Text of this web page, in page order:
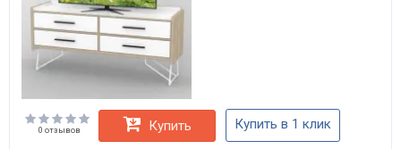
0 отзывов Купить Купить в 1 клик